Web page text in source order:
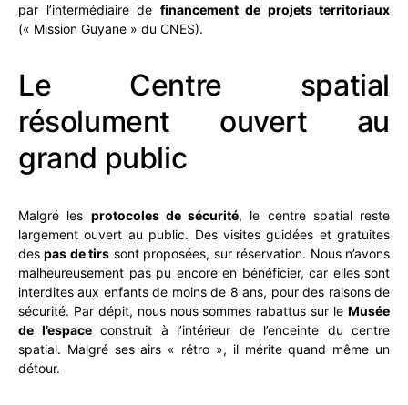
par l’intermédiaire de financement de projets territoriaux
(« Mission Guyane » du CNES).
Le Centre spatial
résolument ouvert au
grand public
Malgré les protocoles de sécurité, le centre spatial reste
largement ouvert au public. Des visites guidées et gratuites
despas de tirs sont proposées, sur réservation. Nous n’avons
malheureusement pas pu encore en bénéficier, car elles sont
interdites aux enfants de moins de 8 ans, pour des raisons de
sécurité. Par dépit, nous nous sommes rabattus sur le Musée
de l’espaceconstruit à l’intérieur de l’enceinte du centre
spatial. Malgré ses airs « rétro », il mérite quand même un
détour.